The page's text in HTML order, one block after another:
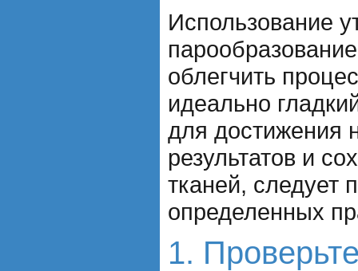
Использование
облегчить
идеально
для достижения
результатов и
тканей, следует
определенных
1.